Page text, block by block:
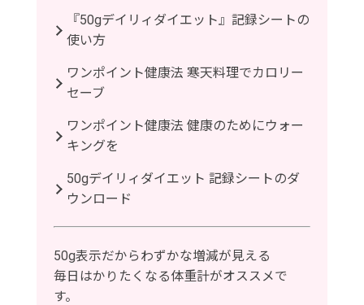
『50gデイリィダイエット』記録シートの
使い方
ワンポイント健康法 寒天料理でカロリー
セーブ
ワンポイント健康法 健康のためにウォー
キングを
50gデイリィダイエット 記録シートのダ
ウンロード
50g表示だからわずかな増減が見える
毎日はかりたくなる体重計がオススメで
す。